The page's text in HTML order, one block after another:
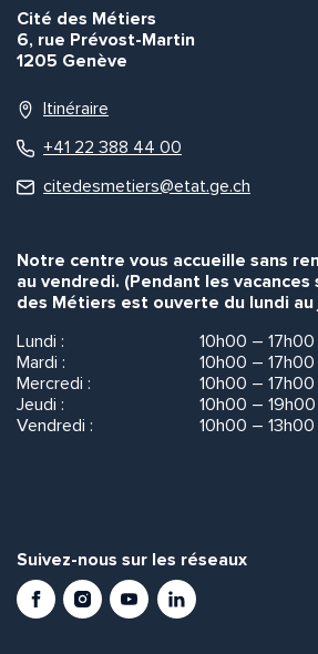
Cité des Métiers
6, rue Prévost-Martin
1205 Genève
Itinéraire
+41 22 388 44 00
citedesmetiers@etat.ge.ch
Notre centre vous accueille sans
au vendredi. (Pendant les vacances
des Métiers est ouverte du lundi au
Lundi :
10h00 – 17h00
Mardi :
10h00 – 17h00
Mercredi :
10h00 – 17h00
Jeudi :
10h00 – 19h00
Vendredi :
10h00 – 13h00
Suivez-nous sur les réseaux
FacebookInstagramYoutubeLinkedIn